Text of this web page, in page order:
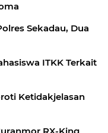
Sekadau, Dua
ITKK Terkait
Ketidakjelasan